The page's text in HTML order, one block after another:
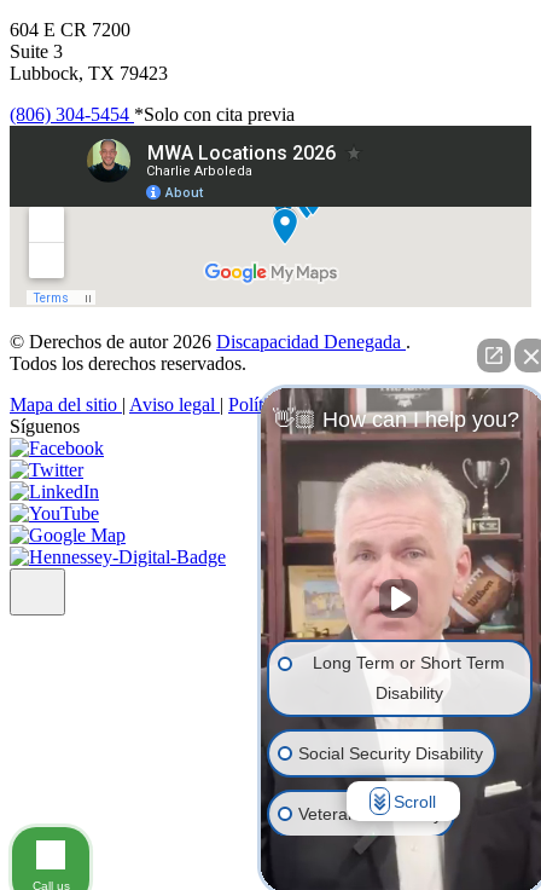
604 E CR 7200
Suite 3
Lubbock, TX 79423
(806) 304-5454 *Solo con cita previa
© Derechos de autor 2026 Discapacidad Denegada .
Todos los derechos reservados.
Mapa del sitio | Aviso legal | Política de privacidad
Síguenos
👋🏼 How can I help you?
Long Term or Short Term
Disability
Social Security Disability
Veterans' Disability
Life Insurance
Scroll
Call us